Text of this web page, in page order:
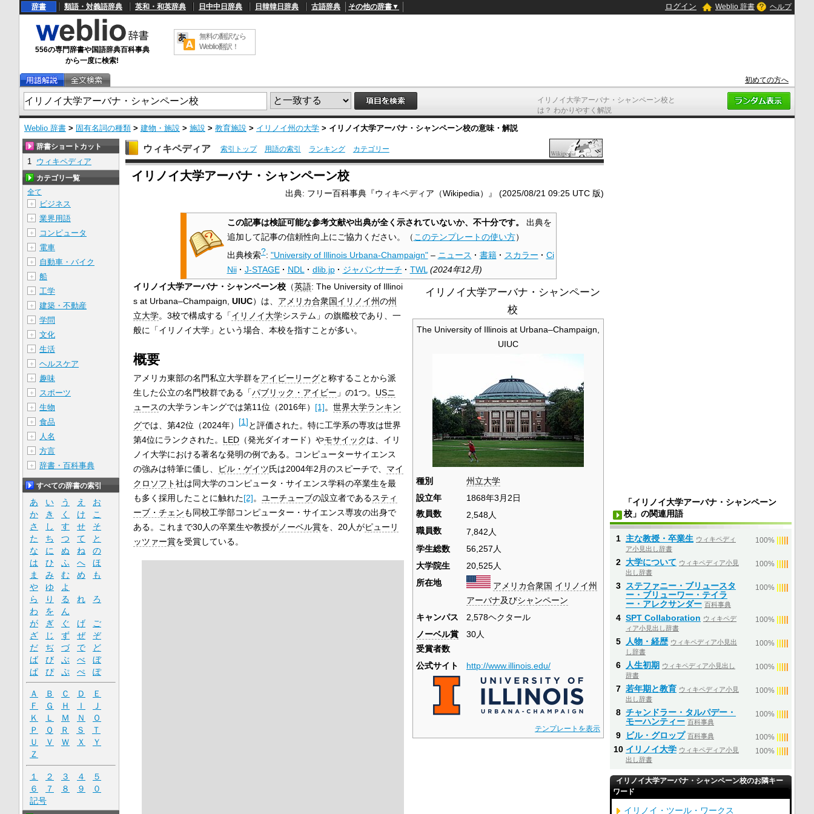
イリノイ大学アーバナ・シャンペーン校と
は？ わかりやすく解説
辞書 類語・対義語辞典 英和・和英辞典 日中中日辞典 日韓韓日辞典 古語辞典 その他の辞書▼ ログイン Weblio 辞書 ヘルプ
556の専門辞書や国語辞典百科事典
から一度に検索!
無料の翻訳なら
Weblio翻訳！
初めての方へ
Weblio 辞書 > 固有名詞の種類 > 建物・施設 > 施設 > 教育施設 > イリノイ州の大学 > イリノイ大学アーバナ・シャンペーン校の意味・解説
U
n
/
L
o
a
d
e
:
4
1
.
1
%
ウィキペディア 索引トップ 用語の索引 ランキング カテゴリー
イリノイ大学アーバナ・シャンペーン校
出典: フリー百科事典『ウィキペディア（Wikipedia）』 (2025/08/21 09:25 UTC 版)
この記事は検証可能な参考文献や出典が全く示されていないか、不十分です。
出典を
追加して記事の信頼性向上にご協力ください。
（ このテンプレートの使い方）
出典検索?: "University of Illinois Urbana-Champaign"– ニュース · 書籍 · スカラー · Ci
Nii · J-STAGE · NDL · dlib.jp · ジャパンサーチ · TWL (2024年12月)
イリノイ大学アーバナ・シャンペーン
校
The University of Illinois at Urbana–Champaign,
UIUC
種別
州立大学
設立年
1868年3月2日
教員数
2,548人
職員数
7,842人
学生総数
56,257人
大学院生
20,525人
所在地
アメリカ合衆国 イリノイ州
アーバナ及びシャンペーン
キャンパス
2,578ヘクタール
ノーベル賞
受賞者数
30人
公式サイト http://www.illinois.edu/
テンプレートを表示
イリノイ大学アーバナ・シャンペーン校（英語: The University of Illinoi
s at Urbana–Champaign, UIUC）は、 アメリカ合衆国イリノイ州の州
立大学。3校で構成する「イリノイ大学システム」の旗艦校であり、一
般に「イリノイ大学」という場合、本校を指すことが多い。
概要
アメリカ東部の名門私立大学群をアイビーリーグと称することから派
生した公立の名門校群である「パブリック・アイビー 」の1つ。 USニ
ュースの大学ランキングでは第11位（2016年） [1]。 世界大学ランキン
グでは、第42位（2024年） [1]と評価された。特に工学系の専攻は世界
第4位にランクされた。 LED（発光ダイオード）やモサイックは、イリ
ノイ大学における著名な発明の例である。コンピューターサイエンス
の強みは特筆に価し、
ビル・ゲイツ氏は2004年2月のスピーチで、 マイ
クロソフト社は同大学のコンピュータ・サイエンス学科の卒業生を最
も多く採用したことに触れた[2]。 ユーチューブの設立者であるスティ
ーブ・チェンも同校工学部コンピューター・サイエンス専攻の出身で
ある。これまで30人の卒業生や教授がノーベル賞を、20人がピューリ
ッツァー賞を受賞している。
辞書ショートカット
1 ウィキペディア
カテゴリ一覧
全て
＋
ビジネス
＋ 業界用語
＋ コンピュータ
＋ 電車
＋ 自動車・バイク
＋ 船
＋ 工学
＋ 建築・不動産
＋ 学問
＋ 文化
＋ 生活
＋ ヘルスケア
＋ 趣味
＋ スポーツ
＋ 生物
＋ 食品
＋ 人名
＋ 方言
＋ 辞書・百科事典
すべての辞書の索引
あ い う え
お
か
き く け
こ
さ
し す せ
そ
た
ち つ て
と
な
に ぬ ね
の
は
ひ ふ へ
ほ
ま
み む め
も
や
ゆ
よ
ら
り る れ
ろ
わ
を
ん
が
ぎ ぐ げ
ご
ざ
じ ず ぜ
ぞ
だ
ぢ づ で
ど
ば
び ぶ べ
ぼ
ぱ
ぴ ぷ ぺ ぽ
Ａ Ｂ Ｃ Ｄ
Ｅ
Ｆ
Ｇ Ｈ Ｉ
Ｊ
Ｋ
Ｌ Ｍ Ｎ
Ｏ
Ｐ
Ｑ Ｒ Ｓ
Ｔ
Ｕ
Ｖ Ｗ Ｘ
Ｙ
Ｚ
１ ２ ３ ４
５
６
７ ８ ９
０
記号
「イリノイ大学アーバナ・シャンペーン
校」の関連用語
1 主な教授・卒業生 ウィキペディ
ア小見出し辞書
100%
2 大学について ウィキペディア小見
出し辞書
100%
3 ステファニー・ブリュースタ
ー・ブリューワー・テイラ
ー・アレクサンダー 百科事典
100%
4 SPT Collaboration ウィキペデ
ィア小見出し辞書
100%
5 人物・経歴 ウィキペディア小見出
し辞書
100%
6 人生初期 ウィキペディア小見出し
辞書
100%
7 若年期と教育 ウィキペディア小見
出し辞書
100%
8 チャンドラー・タルパデー・
モーハンティー 百科事典
100%
9 ビル・グロップ 百科事典 100%
10 イリノイ大学 ウィキペディア小見
出し辞書
100%
イリノイ大学アーバナ・シャンペーン校のお隣キー
ワード
イリノイ・ツール・ワークス